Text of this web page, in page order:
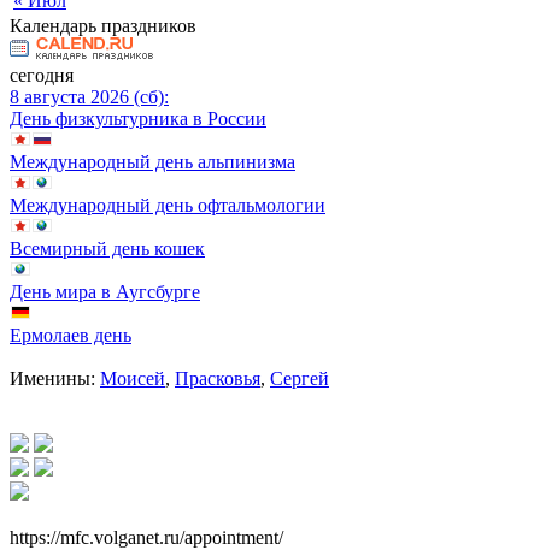
Календарь праздников
сегодня
8 августа 2026 (сб):
День физкультурника в России
Международный день альпинизма
Международный день офтальмологии
Всемирный день кошек
День мира в Аугсбурге
Ермолаев день
Именины: Моисей, Прасковья, Сергей
https://mfc.volganet.ru/appointment/